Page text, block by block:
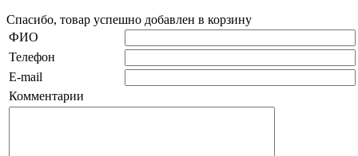
Спасибо, товар успешно добавлен в корзину
ФИО
Телефон
E-mail
Комментарии